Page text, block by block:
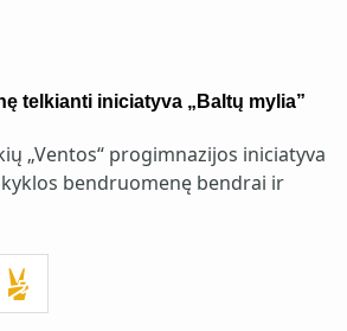
telkianti iniciatyva „Baltų mylia”
„Ventos“ progimnazijos iniciatyva
bendruomenę bendrai ir